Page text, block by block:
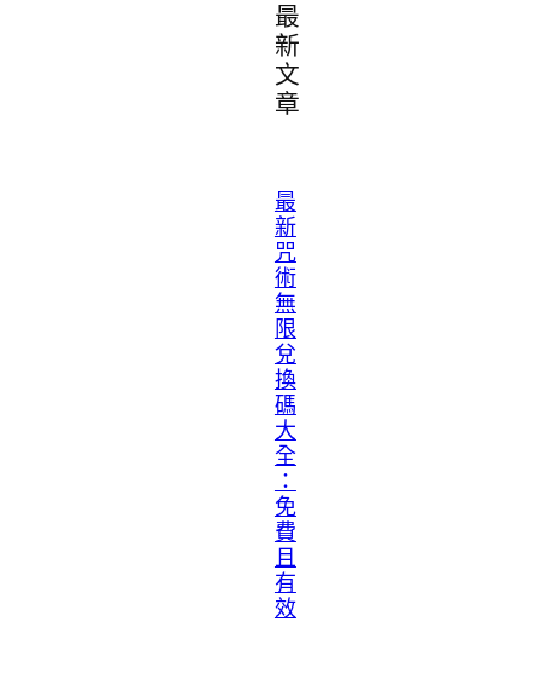
最
新
文
章
最
新
咒
術
無
限
兌
換
碼
大
全
：
免
費
且
有
效